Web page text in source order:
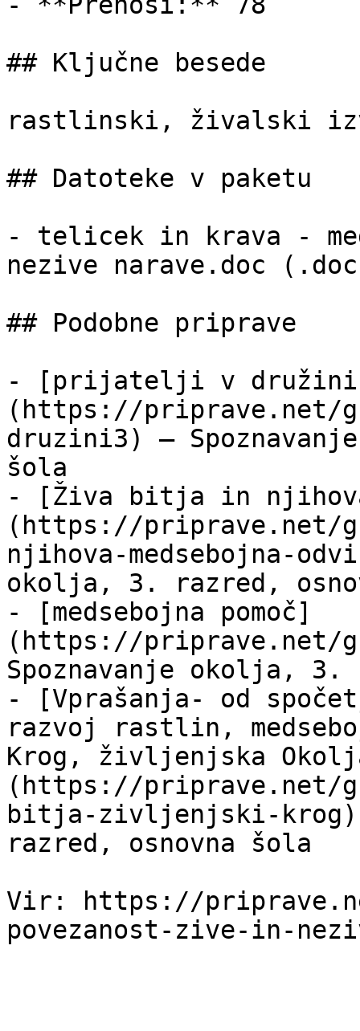
## Ključne besede
rastlinski, živalski
## Datoteke v paketu
- telicek in krava -
nezive narave.doc
## Podobne priprave
- [prijatelji v
(https://
druzini3) —
šola
- [Živa bitja in njihova
(https://priprave.net/
njihova-medsebojna-
okolja, 3. razred,
- [medsebojna pomoč]
(https://priprave.net/
Spoznavanje okolja, 3.
- [Vprašanja- od
razvoj rastlin,
Krog, življenjska
(https://priprave.net/
bitja-zivljenjski-krog)
razred, osnovna šola
Vir: https://